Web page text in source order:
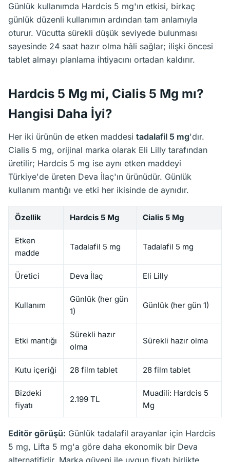
Günlük kullanımda Hardcis 5 mg'ın etkisi, birkaç
günlük düzenli kullanımın ardından tam anlamıyla
oturur. Vücutta sürekli düşük seviyede bulunması
sayesinde 24 saat hazır olma hâli sağlar; ilişki öncesi
tablet almayı planlama ihtiyacını ortadan kaldırır.
Hardcis 5 Mg mi, Cialis 5 Mg mı?
Hangisi Daha İyi?
Her iki ürünün de etken maddesi tadalafil 5 mg'dır.
Cialis 5 mg, orijinal marka olarak Eli Lilly tarafından
üretilir; Hardcis 5 mg ise aynı etken maddeyi
Türkiye'de üreten Deva İlaç'ın ürünüdür. Günlük
kullanım mantığı ve etki her ikisinde de aynıdır.
Özellik Hardcis 5 Mg Cialis 5 Mg
Etken
madde
Tadalafil 5 mg Tadalafil 5 mg
Üretici Deva İlaç Eli Lilly
Kullanım
Günlük (her gün
1)
Günlük (her gün 1)
Etki mantığı
Sürekli hazır
olma
Sürekli hazır olma
Kutu içeriği 28 film tablet 28 film tablet
Bizdeki
fiyatı
2.199 TL
Muadili: Hardcis 5
Mg
Editör görüşü: Günlük tadalafil arayanlar için Hardcis
5 mg, Lifta 5 mg'a göre daha ekonomik bir Deva
alternatifidir. Marka güveni ile uygun fiyatı birlikte